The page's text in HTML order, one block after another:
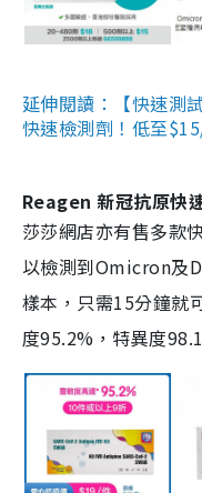
延伸閱讀：【快速測
快速檢測劑！低至
Reagen 新冠抗原快
莎莎網店亦有售多款
以檢測到Omicron及
樣本，只需15分鐘就
度95.2%，特異度